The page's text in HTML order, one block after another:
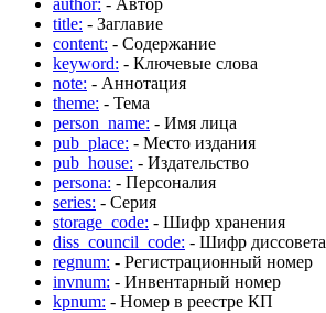
author: - Автор
title: - Заглавие
content: - Содержание
keyword: - Ключевые слова
note: - Аннотация
theme: - Тема
person_name: - Имя лица
pub_place: - Место издания
pub_house: - Издательство
persona: - Персоналия
series: - Серия
storage_code: - Шифр хранения
diss_council_code: - Шифр диссовета
regnum: - Регистрационный номер
invnum: - Инвентарный номер
kpnum: - Номер в реестре КП